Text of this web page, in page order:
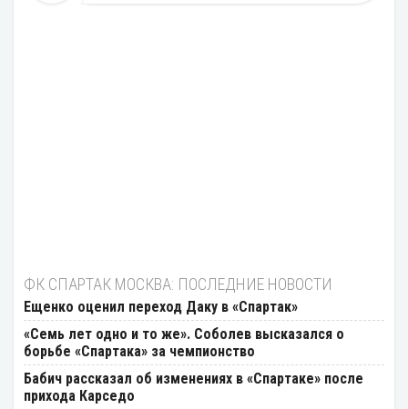
ФК СПАРТАК МОСКВА: ПОСЛЕДНИЕ НОВОСТИ
Ещенко оценил переход Даку в «Спартак»
«Семь лет одно и то же». Соболев высказался о
борьбе «Спартака» за чемпионство
Бабич рассказал об изменениях в «Спартаке» после
прихода Карседо